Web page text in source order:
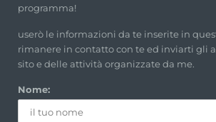
programma!
userò le informazioni da te inserite in
rimanere in contatto con te ed inviarti gli
sito e delle attività organizzate da me.
Nome: